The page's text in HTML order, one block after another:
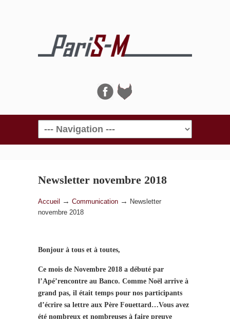
Navigation
Newsletter novembre 2018
Accueil → Communication →
Newsletter
novembre 2018
Bonjour à tous et à toutes,
Ce mois de Novembre 2018 a débuté par
l’Apé’rencontre au Banco. Comme Noël arrive à
grand pas, il était temps pour nos participants
d’écrire sa lettre aux Père Fouettard…Vous avez
été nombreux et nombreuses à faire preuve